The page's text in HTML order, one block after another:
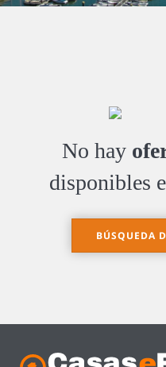
No hay
disponibles
BÚSQUEDA